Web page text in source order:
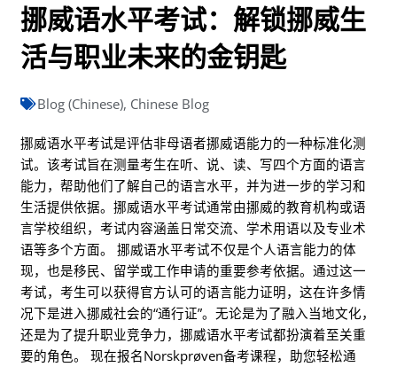
挪威语水平考试：解锁挪威生
活与职业未来的金钥匙
Blog (Chinese), Chinese Blog
挪威语水平考试是评估非母语者挪威语能力的一种标准化测
试。该考试旨在测量考生在听、说、读、写四个方面的语言
能力，帮助他们了解自己的语言水平，并为进一步的学习和
生活提供依据。挪威语水平考试通常由挪威的教育机构或语
言学校组织，考试内容涵盖日常交流、学术用语以及专业术
语等多个方面。 挪威语水平考试不仅是个人语言能力的体
现，也是移民、留学或工作申请的重要参考依据。通过这一
考试，考生可以获得官方认可的语言能力证明，这在许多情
况下是进入挪威社会的“通行证”。无论是为了融入当地文化，
还是为了提升职业竞争力，挪威语水平考试都扮演着至关重
要的角色。 现在报名Norskprøven备考课程，助您轻松通